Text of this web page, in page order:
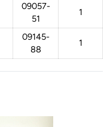
09057-
51
1
09145-
88
1